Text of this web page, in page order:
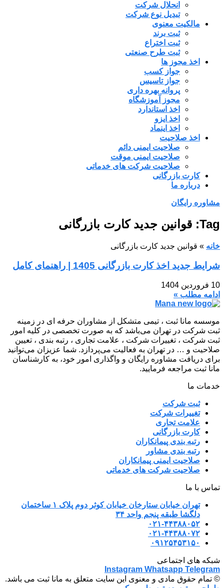
انحلال شرکت
تبدیل نوع شرکت
مالکیت معنوی
ثبت برند
ثبت اختراع
ثبت طرح صنعتی
اخذ مجوز ها
جواز کسب
جواز تاسیس
پروانه بهره داری
مجوز آموزشگاه
اخذ استاندارد
اخذ ایزو
اخذ اینماد
اخذ صلاحیت
صلاحیت ایمنی دائم
صلاحیت ایمنی موقت
صلاحیت شرکت های خدماتی
کارت بازرگانی
درباره ما
مشاوره رایگان
Tag: قوانین جدید کارت بازرگانی
خانه » قوانین جدید کارت بازرگانی
شرایط جدید اخذ کارت بازرگانی 1405 | راهنمای کامل
10 فروردین 1404
ادامه مطلب »
موسسه مانا ثبت ، تیمی متشکل از مشاوران حرفه ای در زمینه
ثبت شرکت در تهران می‌باشد که به صورت تخصصی در کلیه امور
ثبت شرکت ، تغییرات شرکت ، علامت تجاری ، رتبه بندی ، تعیین
صلاحیت و … در تهران به فعالیت می‌پردازد. شما عزیزان می‌توانید
برای دریافت مشاوره رایگان و واگذاری امور خود، به کارشناسان
مانا ثبت مراجعه فرمایید.
خدمات ما
ثبت شرکت
تغییرات شرکت
علامت تجاری
کارت بازرگانی
رتبه بندی پیمانکاران
رتبه بندی مشاور
صلاحیت ایمنی پیمانکاران
صلاحیت شرکت های خدماتی
تماس با ما
تهران خیابان ستارخان خیابان کوثر دوم پلاک ۱ ساختمان
دلگشا طبقه پنجم واحد ۳۴
۰۲۱-۴۴۳۸۸۰۵۲
۰۲۱-۴۴۳۸۸۰۷۲
۰۹۱۲۵۴۵۳۱۵۰
شبکه های اجتماعی
Instagram Whatsapp Telegram
© تمام حقوق مادی و معنوی این سایت متعلق به مانا ثبت می باشد.